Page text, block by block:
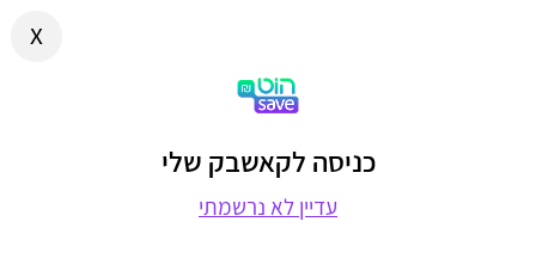
x
כניסה לקאשבק שלי
עדיין לא נרשמתי